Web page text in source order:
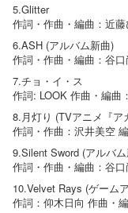
5.Glitter
作詞・作曲・編曲：近藤
6.ASH (アルバム新曲)
作詞・作曲・編曲：谷口
7.チョ・イ・ス
作詞: LOOK 作曲・編曲
8.月灯り (TVアニメ『ア
作詞・作曲：沢井美空
9.Silent Sword (アルバ
作詞・作曲・編曲：谷口
10.Velvet Rays (ゲーム
作詞：仰木日向 作曲・